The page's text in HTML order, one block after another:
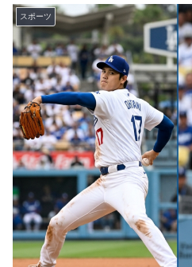
▶ 潔癖症の人って体の中にう
事実とどう折り合いつけて
▶ 【海外の反応】村上宗隆が
転の口火に「三振率＆四球
▶ 韓国人「東南アジア各国が
人や外国人審判接待を報道
なスキャンダル‥」
▶ 外国人「ドイツと日本、あ
が上なの？」
▶ 韓国人「手術中に震度6強の
スタッフたちの姿をご覧く
た」「こういう姿は韓国も
スポーツ